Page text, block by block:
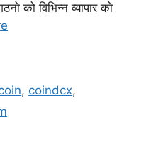
को विभिन्न व्यापार को
, coindcx,